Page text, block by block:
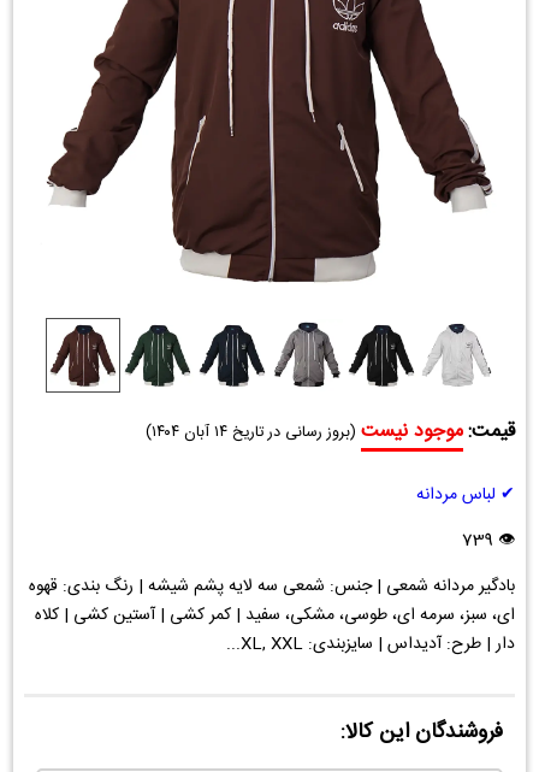
قیمت:موجود نیست (بروز رسانی در تاریخ۱۴ آبان ۱۴۰۴ )
✔ لباس مردانه
👁 739
بادگیر مردانه شمعی | جنس: شمعی سه لایه پشم شیشه | رنگ بندی: قهوه
ای، سبز، سرمه ای، طوسی، مشکی، سفید | کمر کشی | آستین کشی | کلاه
دار | طرح: آدیداس | سایزبندی: XL, XXL...
فروشندگان این کالا: